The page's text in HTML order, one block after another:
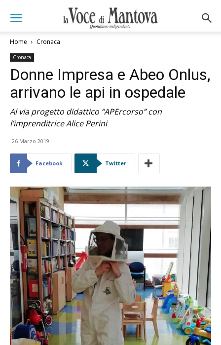
Home Cronaca
Cronaca
Donne Impresa e Abeo Onlus,
arrivano le api in ospedale
Al via progetto didattico “APErcorso” con
l’imprenditrice Alice Perini
26 Marzo 2019
Facebook Twitter